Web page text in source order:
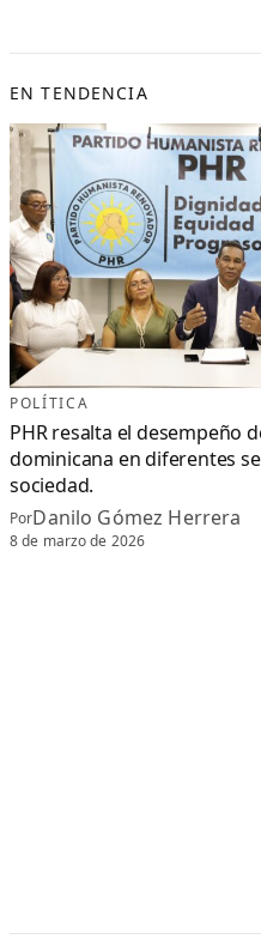
EN TENDENCIA
POLÍTICA
PHR resalta el desempeño
dominicana en diferentes
sociedad.
PorDanilo Gómez Herrera
8 de marzo de 2026